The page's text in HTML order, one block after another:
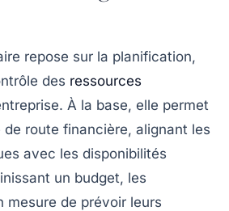
repose sur la planification,
des ressources
À la base, elle permet
de route financière, alignant les
avec les disponibilités
un budget, les
mesure de prévoir leurs